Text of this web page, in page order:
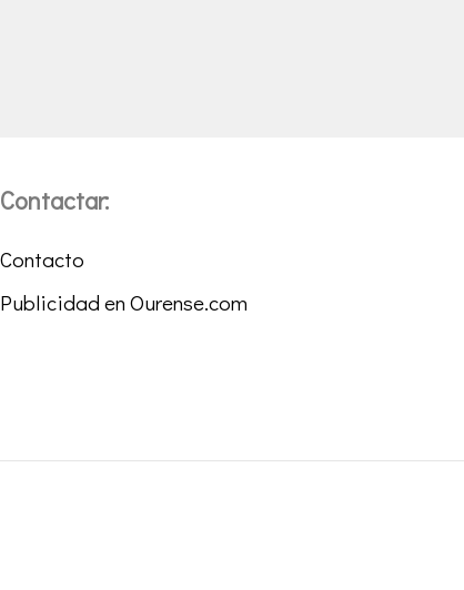
Contactar:
Contacto
Publicidad en Ourense.com